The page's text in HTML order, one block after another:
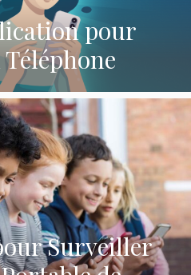
pour
Surveiller